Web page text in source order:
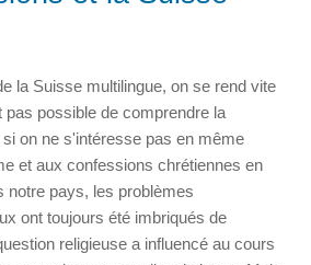
la Suisse multilingue, on se rend vite
pas possible de comprendre la
on ne s'intéresse pas en même
et aux confessions chrétiennes en
notre pays, les problèmes
ont toujours été imbriqués de
religieuse a influencé au cours